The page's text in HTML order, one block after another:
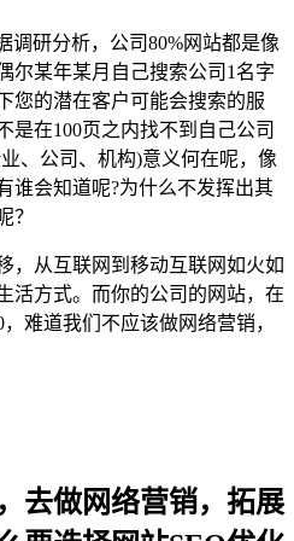
调研分析，公司80%网站都是像
尔某年某月自己搜索公司1名字
您的潜在客户可能会搜索的服
是在100页之内找不到自己公司
、公司、机构)意义何在呢，像
谁会知道呢?为什么不发挥出其
？
，从互联网到移动互联网如火如
活方式。而你的公司的网站，在
难道我们不应该做网络营销，
去做网络营销，拓展